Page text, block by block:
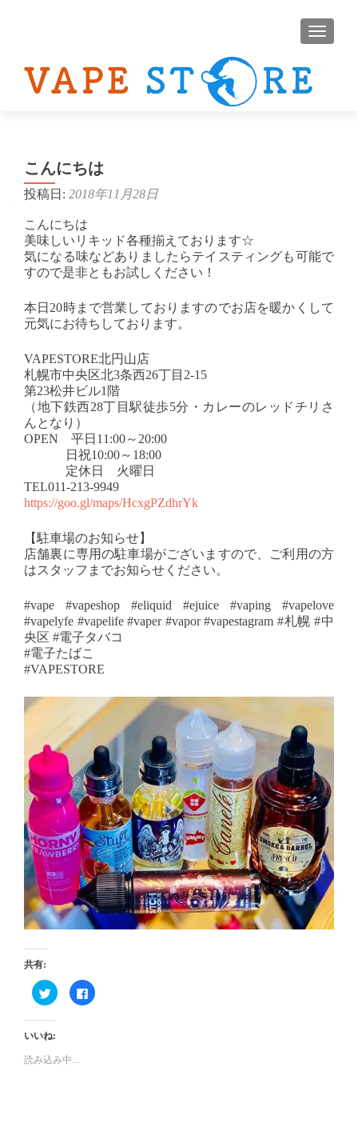
ナビゲ
こんにちは
投稿日: 2018年11月28日
こんにちは
美味しいリキッド各種揃えております☆
気になる味などありましたらテイスティングも可能で
すので是非ともお試しください！
本日20時まで営業しておりますのでお店を暖かくして
元気にお待ちしております。
VAPESTORE北円山店
札幌市中央区北3条西26丁目2-15
第23松井ビル1階
（地下鉄西28丁目駅徒歩5分・カレーのレッドチリさ
んとなり）
OPEN 平日11:00～20:00
日祝10:00～18:00
定休日 火曜日
TEL011-213-9949
https://goo.gl/maps/HcxgPZdhrYk
【駐車場のお知らせ】
店舗裏に専用の駐車場がございますので、ご利用の方
はスタッフまでお知らせください。
#vape #vapeshop #eliquid #ejuice #vaping #vapelove
#vapelyfe #vapelife #vaper #vapor #vapestagram #札幌 #中
央区 #電子タバコ
#電子たばこ
#VAPESTORE
共有:
ク
リ
ク
て
で
共
Facebook
で
いいね:
読み込み中...